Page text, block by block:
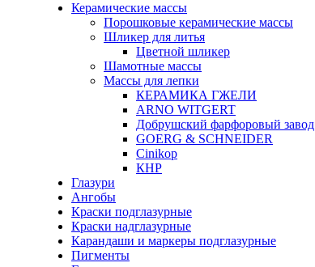
Керамические массы
Порошковые керамические массы
Шликер для литья
Цветной шликер
Шамотные массы
Массы для лепки
КЕРАМИКА ГЖЕЛИ
ARNO WITGERT
Добрушский фарфоровый завод
GOERG & SCHNEIDER
Cinikop
КНР
Глазури
Ангобы
Краски подглазурные
Краски надглазурные
Карандаши и маркеры подглазурные
Пигменты